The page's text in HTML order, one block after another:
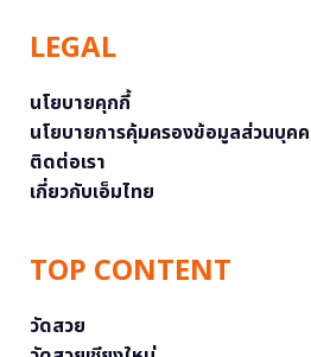
LEGAL
นโยบายคุกกี้
นโยบายการคุ้มครองข้อมูลส่วนบุค
ติดต่อเรา
เกี่ยวกับเอ็มไทย
TOP CONTENT
วัดสวย